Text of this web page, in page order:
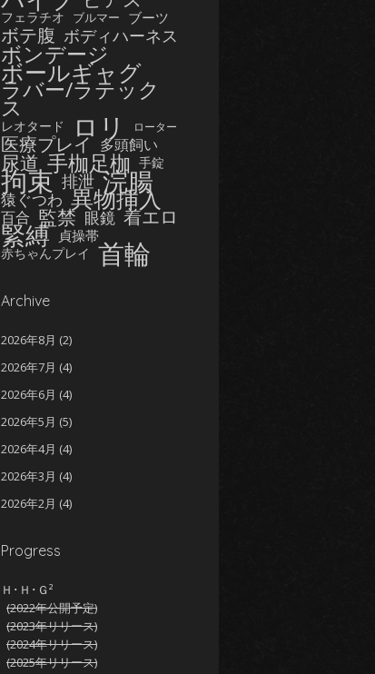
フェラチオ ブルマー ブーツ
ボテ腹 ボディハーネス
ボンデージ
ボールギャグ
ラバー/ラテック
ス
レオタード ロリ ローター
医療プレイ 多頭飼い
尿道 手枷足枷 手錠
拘束 排泄 浣腸
猿ぐつわ 異物挿入
百合 監禁 眼鏡 着エロ
緊縛 貞操帯
赤ちゃんプレイ 首輪
Archive
2026年8月 (2)
2026年7月 (4)
2026年6月 (4)
2026年5月 (5)
2026年4月 (4)
2026年3月 (4)
2026年2月 (4)
2025年12月
2025年11月
2025年10月(4)
2025年9月 (4)
2025年8月(5)
Progress
Ｈ･Ｈ･Ｇ²
(2022年公開予定)
(2023年リリース)
(2024年リリース)
(2025年リリース)